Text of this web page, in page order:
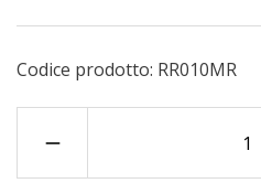
Codice prodotto: RR010MR